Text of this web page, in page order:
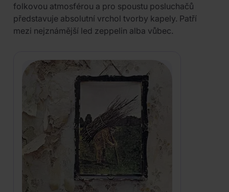
folkovou atmosférou a pro spoustu posluchačů
představuje absolutní vrchol tvorby kapely. Patří
mezi nejznámější led zeppelin alba vůbec.